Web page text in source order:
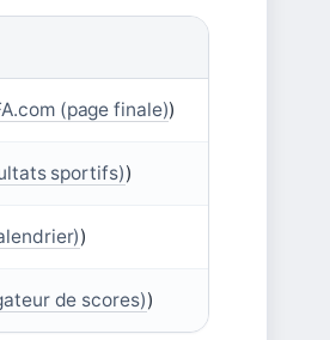
(page finale))
sportifs))
)
de scores))